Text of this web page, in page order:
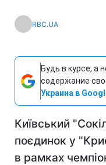
RBC.UA
Будь в курсе, а
содержание
Украина в
Київський
поєдинок у
в рамках